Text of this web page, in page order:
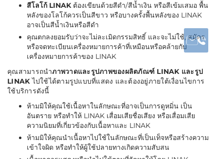
สีโลโก้ LINAK ต้องเขียนด้วยสีดำ/สีน้ำเงิน หรือสีเข้มเสมอ พื้น
หลังของโลโก้ควรเป็นสีขาว หรือบางครั้งพื้นหลังของ LINAK
อาจเป็นสีน้ำเงินหรือสีดำ
คุณตกลงยอมรับว่าจะไม่ละเมิดกรรมสิทธิ์ และจะไม่ใช้, สมัคร
หรือจดทะเบียนเครื่องหมายการค้าที่เหมือนหรือคล้ายกับ
เครื่องหมายการค้าของ LINAK
คุณสามารถนำภาพวาดและรูปภาพของผลิตภัณฑ์ LINAK และรูป
LINAKไปใช้ได้ตามรูปแบบที่แสดง และต้องอยู่ภายใต้เงื่อนไขการ
ใช้บริการดังนี้
ห้ามมิให้คุณใช้เนื้อหาในลักษณะที่อาจเป็นการดูหมิ่น เป็น
อันตราย หรือทำให้ LINAK เสื่อมเสียชื่อเสียง หรือเสื่อมเสีย
ความนิยมที่เกี่ยวข้องกับเนื้อหาและ LINAK
ห้ามมิให้คุณนำเนื้อหาไปใช้ในลักษณะที่เป็นเท็จหรือสร้างความ
เข้าใจผิด หรือทำให้ผู้ใช้ปลายทางเกิดความสับสน